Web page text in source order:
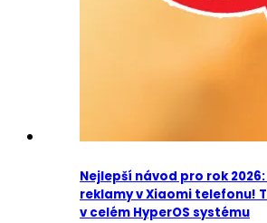
Nejlepší návod pro rok 2026:
reklamy v Xiaomi telefonu!
v celém HyperOS systému